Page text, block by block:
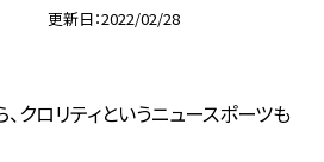
更新日 2022/02/28
クロリティというニュースポーツも